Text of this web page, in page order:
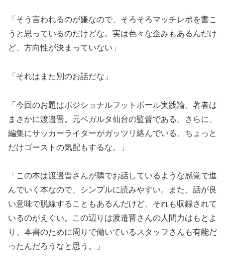
「そう言われるのが嫌なので、そろそろマッチレポを書こ
うと思っているのだけどな。実は色々な企みもあるんだけ
ど、方向性が決まっていない」
「それはまた別のお話だな」
「今回のお題はポジショナルフットボール実践論。著者は
まさかに渡邉晋。元ベガルタ仙台の監督である。さらに、
編集にサッカーライターがガッツリ絡んでいる。ちょっと
だけゴーストの気配もするな。」
「この本は渡邉晋さんが隣でお話しているような感覚で進
んでいく本なので、シンプルに読みやすい。また、話が良
い意味で脱線することもあるんだけど、それも収録されて
いるのがえぐい。この辺りは渡邉晋さんの人間力はもとよ
り、本書のために周りで働いているスタッフさんも有能だ
ったんだろうなと思う。」